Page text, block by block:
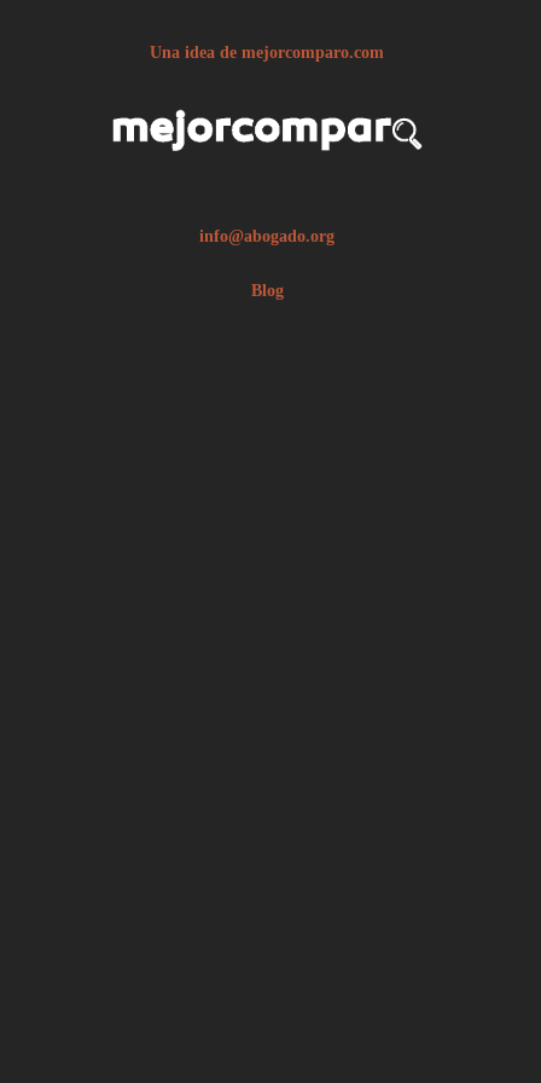
Una idea de mejorcomparo.com
info@abogado.org
Blog